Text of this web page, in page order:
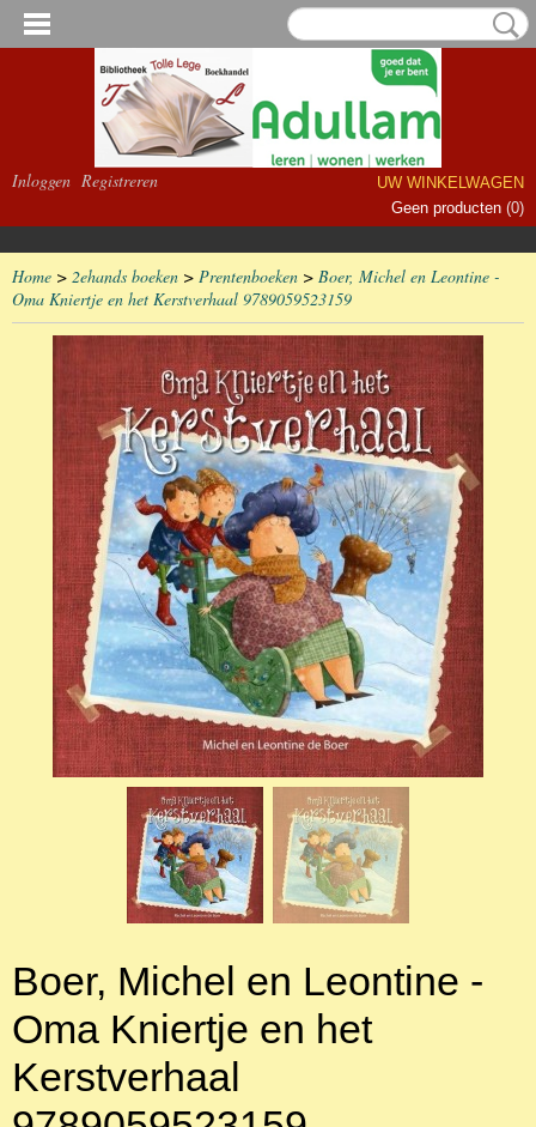
Inloggen Registreren
UW WINKELWAGEN
Geen producten (0)
Home > 2ehands boeken > Prentenboeken > Boer, Michel en Leontine -
Oma Kniertje en het Kerstverhaal 9789059523159
Boer, Michel en Leontine -
Oma Kniertje en het
Kerstverhaal